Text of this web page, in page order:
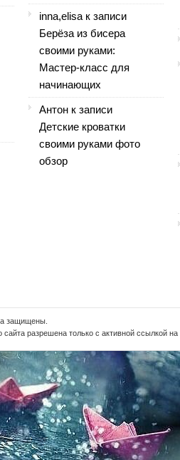
inna,elisa к записи
Берёза из бисера
своими руками:
Мастер-класс для
начинающих
Антон к записи
Детские кроватки
своими руками фото
обзор
защищены.
сайта разрешена только с активной ссылкой